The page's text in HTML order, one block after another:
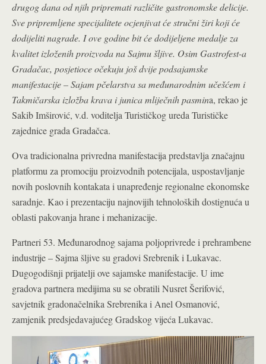
drugog dana od njih pripremati različite gastronomske delicije.
Sve pripremljene specijalitete ocjenjivat će stručni žiri koji će
dodijeliti nagrade. I ove godine bit će dodijeljene medalje za
kvalitet izloženih proizvoda na Sajmu šljive. Osim Gastrofest-a
Gradačac, posjetioce očekuju još dvije podsajamske
manifestacije – Sajam pčelarstva sa međunarodnim učešćem i
Takmičarska izložba krava i junica mliječnih pasmina, rekao je
Sakib Imširović, v.d. voditelja Turističkog ureda Turističke
zajednice grada Gradačca.
Ova tradicionalna privredna manifestacija predstavlja značajnu
platformu za promociju proizvodnih potencijala, uspostavljanje
novih poslovnih kontakata i unapređenje regionalne ekonomske
saradnje. Kao i prezentaciju najnovijih tehnoloških dostignuća u
oblasti pakovanja hrane i mehanizacije.
Partneri 53. Međunarodnog sajama poljoprivrede i prehrambene
industrije – Sajma šljive su gradovi Srebrenik i Lukavac.
Dugogodišnji prijatelji ove sajamske manifestacije. U ime
gradova partnera medijima su se obratili Nusret Šerifović,
savjetnik gradonačelnika Srebrenika i Anel Osmanović,
zamjenik predsjedavajućeg Gradskog vijeća Lukavac.